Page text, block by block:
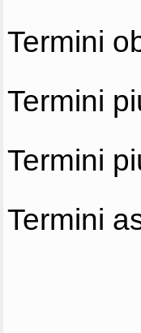
Termini
Termini
Termini
Termini